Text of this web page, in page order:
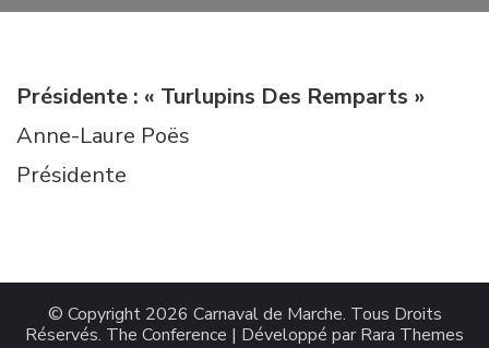
Présidente : « Turlupins Des Remparts »
Anne-Laure Poës
Présidente
© Copyright 2026 Carnaval de Marche. Tous Droits
Réservés. The Conference | Développé par Rara Themes